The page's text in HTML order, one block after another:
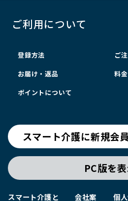
ご利用について
登録方法 ご
お届け・返品 料
ポイントについて
スマート介護に新規会
PC版を
スマート介護と 会社案 個